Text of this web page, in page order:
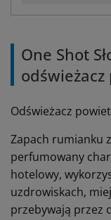
One Shot
Odświeżacz
Zapach rumianku
perfumowany
hotelowy,
uzdrowiskach,
przebywają przez